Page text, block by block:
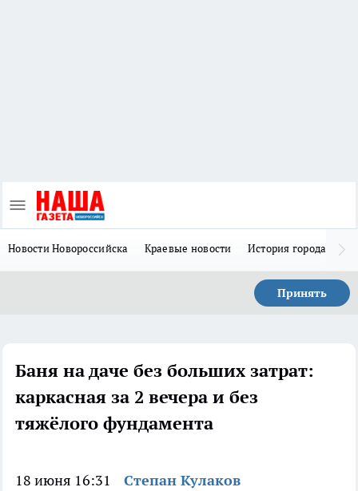
Новости Новороссийска Краевые новости История города Н
Принять
Баня на даче без больших затрат:
каркасная за 2 вечера и без
тяжёлого фундамента
18 июня 16:31 Степан Кулаков